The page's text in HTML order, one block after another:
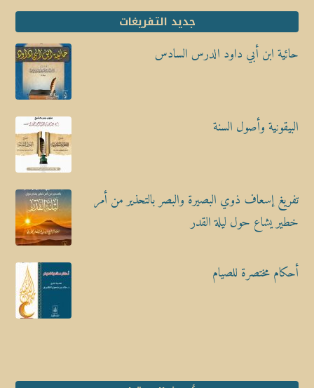
جديد التفريغات
حائية ابن أبي داود الدرس السادس
البيقونية وأصول السنة
تفريغ إسعاف ذوي البصيرة والبصر بالتحذير من أمر
خطير يشاع حول ليلة القدر
أحكام مختصرة للصيام